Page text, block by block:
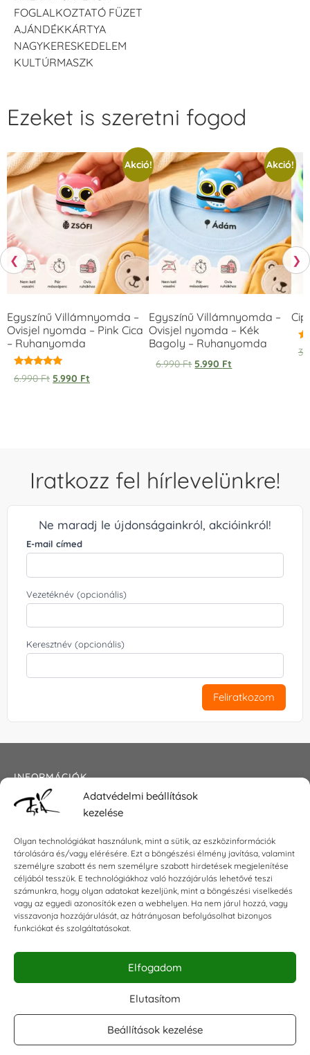
Adatvédelmi beállítások
kezelése
Olyan technológiákat használunk, mint a sütik, az eszközinformációk
tárolására és/vagy elérésére. Ezt a böngészési élmény javítása, valamint
személyre szabott és nem személyre szabott hirdetések megjelenítése
céljából tesszük. E technológiákhoz való hozzájárulás lehetővé teszi
számunkra, hogy olyan adatokat kezeljünk, mint a böngészési viselkedés
vagy az egyedi azonosítók ezen a webhelyen. Ha nem járul hozzá, vagy
visszavonja hozzájárulását, az hátrányosan befolyásolhat bizonyos
funkciókat és szolgáltatásokat.
Elfogadom
Elutasítom
Beállítások kezelése
FOGLALKOZTATÓ FÜZET
AJÁNDÉKKÁRTYA
NAGYKERESKEDELEM
KULTÚRMASZK
❮
Ezeket is szeretni fogod
Akció!
Egyszínű Villámnyomda –
Ovisjel nyomda – Pink Cica
– Ruhanyomda
Értékelés:
5.00
6.990Ft 5.990 Ft
Akció!
Egyszínű Villámnyomda –
Ovisjel nyomda – Kék
Bagoly – Ruhanyomda
6.990Ft 5.990 Ft
❯
Iratkozz fel hírlevelünkre!
Ne maradj le újdonságainkról, akcióinkról!
E-mail címed
Vezetéknév (opcionális)
Keresztnév (opcionális)
Feliratkozom
INFORMÁCIÓK
Általános szerződési feltételek
Impresszum
KAPCSOLAT
E-mail:shop@torokszilvi.com
Telefon: +36 30 6767872
KÖZÖSSÉGI
Facebook csoport